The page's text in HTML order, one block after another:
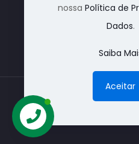
todos os
outros
©
nossa Política de
Dados.
Saiba
Aceitar